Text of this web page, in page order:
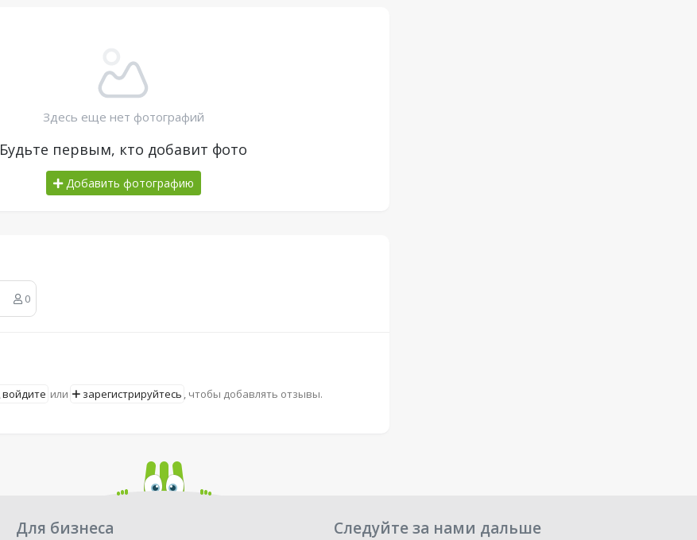
Здесь еще нет фотографий
Будьте первым, кто добавит фото
Добавить фотографию
0
войдите или зарегистрируйтесь , чтобы добавлять отзывы.
Для бизнеса Следуйте за нами дальше